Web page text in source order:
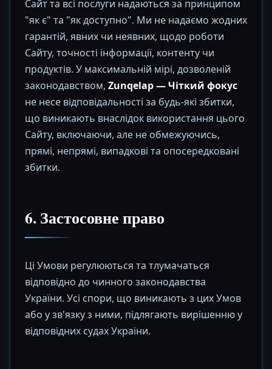
Сайт та всі послуги надаються за принципом
"як є" та "як доступно". Ми не надаємо жодних
гарантій, явних чи неявних, щодо роботи
Сайту, точності інформації, контенту чи
продуктів. У максимальній мірі, дозволеній
законодавством, Zunqelap — Чіткий фокус
не несе відповідальності за будь-які збитки,
що виникають внаслідок використання цього
Сайту, включаючи, але не обмежуючись,
прямі, непрямі, випадкові та опосередковані
збитки.
6. Застосовне право
Ці Умови регулюються та тлумачаться
відповідно до чинного законодавства
України. Усі спори, що виникають з цих Умов
або у зв'язку з ними, підлягають вирішенню у
відповідних судах України.